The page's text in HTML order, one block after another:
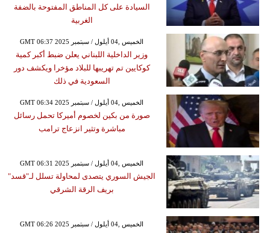
السيادة على كل المناطق المفتوحة بالضفة
الغربية
GMT 06:37 2025 الخميس ,04 أيلول / سبتمبر
وزير الداخلية اللبناني يعلن ضبط أكبر كمية
كوكايين تم تهريبها للبلاد مؤخرا ويكشف دور
السعودية في ذلك
GMT 06:34 2025 الخميس ,04 أيلول / سبتمبر
صورة من بكين لخصوم أميركا تحمل رسائل
مباشرة وتثير انزعاج ترامب
GMT 06:31 2025 الخميس ,04 أيلول / سبتمبر
الجيش السوري يتصدى لمحاولة تسلل لـ"قسد"
بريف الرقة الشرقي
GMT 06:26 2025 الخميس ,04 أيلول / سبتمبر